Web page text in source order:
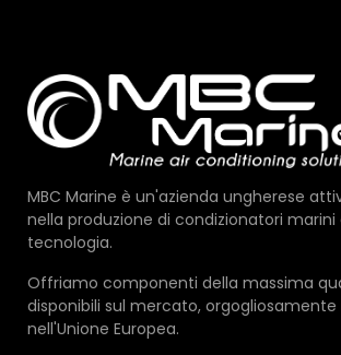
MBC Marine è un'azienda ungherese
nella produzione di condizionatori marini
tecnologia.
Offriamo componenti della massima
disponibili sul mercato, orgogliosamente
nell'Unione Europea.